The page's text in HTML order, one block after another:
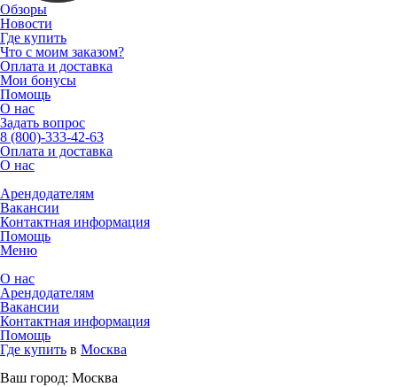
Обзоры
Новости
Где купить
Что с моим заказом?
Оплата и доставка
Мои бонусы
Помощь
О нас
Задать вопрос
8 (800)-333-42-63
Оплата и доставка
О нас
Арендодателям
Вакансии
Контактная информация
Помощь
Меню
О нас
Арендодателям
Вакансии
Контактная информация
Помощь
Где купить в Москва
Ваш город: Москва